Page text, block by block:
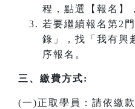
程，點選【報名】
若要繼續報名第2
錄」，找「我有興
序報名。
三、繳費方式:
(一)正取學員：請依繳